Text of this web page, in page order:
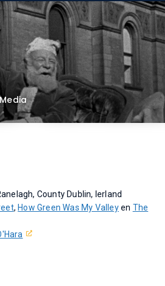
Media
County Dublin, Ierland
, How Green Was My Valleyen The